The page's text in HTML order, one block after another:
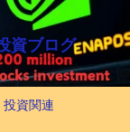
資ブログ
投資関連